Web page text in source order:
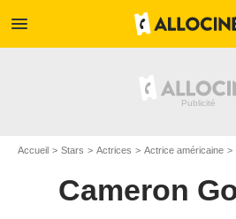
menu
Accueil Stars Actrices Actrice américaine
Cameron